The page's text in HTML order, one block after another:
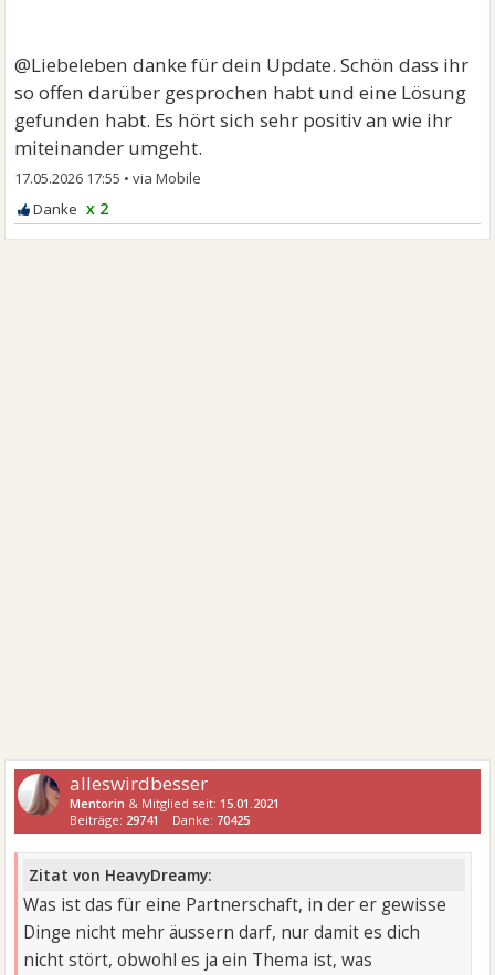
@Liebeleben danke für dein Update. Schön dass ihr
so offen darüber gesprochen habt und eine Lösung
gefunden habt. Es hört sich sehr positiv an wie ihr
miteinander umgeht.
17.05.2026 17:55 •
x 2
alleswirdbesser
Mentorin & Mitglied seit: 15.01.2021
Beiträge: 29741 Danke: 70425
Zitat von HeavyDreamy:
Was ist das für eine Partnerschaft, in der er gewisse
Dinge nicht mehr äussern darf, nur damit es dich
nicht stört, obwohl es ja ein Thema ist, was